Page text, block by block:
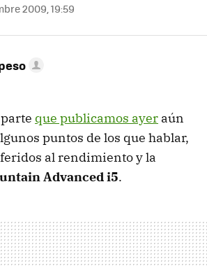
2009, 19:59
que publicamos ayer aún
puntos de los que hablar,
al rendimiento y la
Advanced i5.